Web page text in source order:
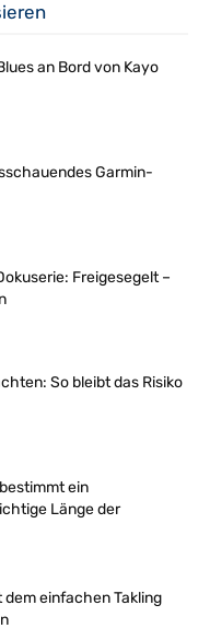
an Bord von Kayo
Garmin-
Freigesegelt –
So bleibt das Risiko
ein
Länge der
einfachen Takling